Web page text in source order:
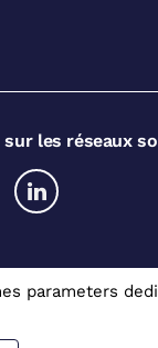
les réseaux
Gérer mes cookies
parameters